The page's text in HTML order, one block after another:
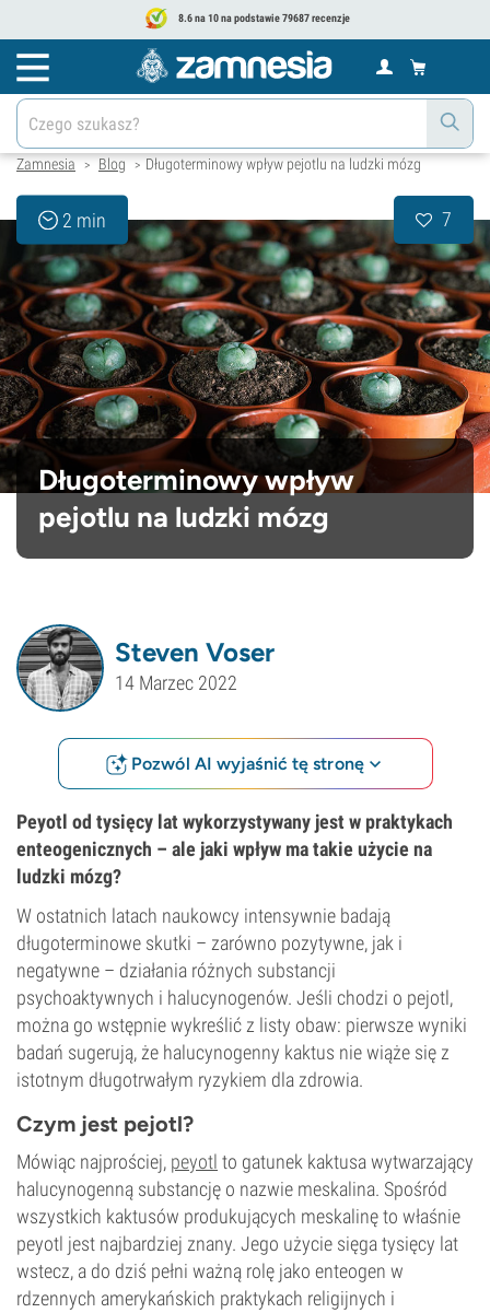
8.6 na 10 na podstawie 79687 recenzje
Zamnesia > Blog > Długoterminowy wpływ pejotlu na ludzki mózg
2 min 7
Długoterminowy wpływ
pejotlu na ludzki mózg
Steven Voser
14 Marzec 2022
Pozwól AI wyjaśnić tę stronę
Peyotl od tysięcy lat wykorzystywany jest w praktykach
enteogenicznych – ale jaki wpływ ma takie użycie na
ludzki mózg?
W ostatnich latach naukowcy intensywnie badają
długoterminowe skutki – zarówno pozytywne, jak i
negatywne – działania różnych substancji
psychoaktywnych i halucynogenów. Jeśli chodzi o pejotl,
można go wstępnie wykreślić z listy obaw: pierwsze wyniki
badań sugerują, że halucynogenny kaktus nie wiąże się z
istotnym długotrwałym ryzykiem dla zdrowia.
Czym jest pejotl?
Mówiąc najprościej, peyotl to gatunek kaktusa wytwarzający
halucynogenną substancję o nazwie meskalina. Spośród
wszystkich kaktusów produkujących meskalinę to właśnie
peyotl jest najbardziej znany. Jego użycie sięga tysięcy lat
wstecz, a do dziś pełni ważną rolę jako enteogen w
rdzennych amerykańskich praktykach religijnych i